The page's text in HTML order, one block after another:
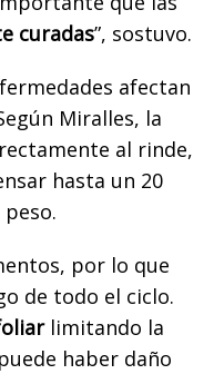
curadas”, sostuvo.
afectan
Miralles, la
al rinde,
hasta un 20
por lo que
de todo el ciclo.
limitando la
haber daño